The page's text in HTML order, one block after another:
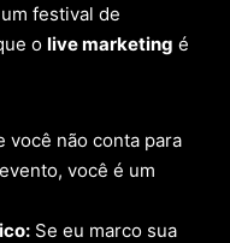
festival de
o live marketing é
você não conta para
você é um
Se eu marco sua